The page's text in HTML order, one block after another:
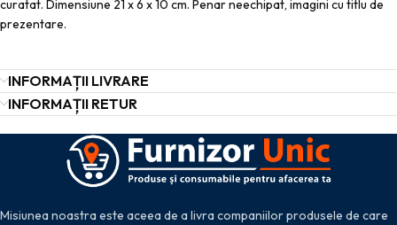
curatat. Dimensiune 21 x 6 x 10 cm. Penar neechipat, imagini cu titlu de
prezentare.
INFORMAȚII LIVRARE
INFORMAȚII RETUR
Misiunea noastra este aceea de a livra companiilor produsele de care